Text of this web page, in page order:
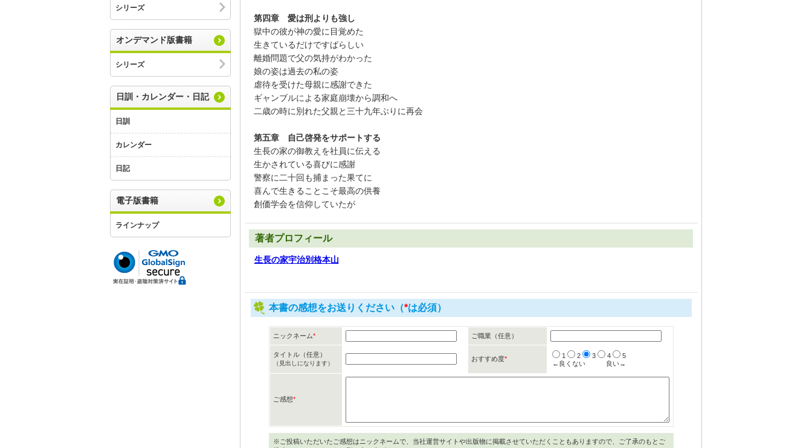
シリーズ
オンデマンド版書籍
シリーズ
日訓・カレンダー・日記
日訓
カレンダー
日記
電子版書籍
ラインナップ
第四章 愛は刑よりも強し
獄中の彼が神の愛に目覚めた
生きているだけですばらしい
離婚問題で父の気持がわかった
娘の姿は過去の私の姿
虐待を受けた母親に感謝できた
ギャンブルによる家庭崩壊から調和へ
二歳の時に別れた父親と三十九年ぶりに再会
第五章 自己啓発をサポートする
生長の家の御教えを社員に伝える
生かされている喜びに感謝
警察に二十回も捕まった果てに
喜んで生きることこそ最高の供養
創価学会を信仰していたが
著者プロフィール
生長の家宇治別格本山
本書の感想をお送りください（*は必須）
ニックネーム* ご職業（任意）
タイトル（任意）
（見出しになります）
おすすめ度* 1 2 3 4
5
←良くない
良い→
ご感想*
※ご投稿いただいたご感想はニックネームで、当社運営サイトや出版物に掲載させていただくこともありますので、ご了承のもとご